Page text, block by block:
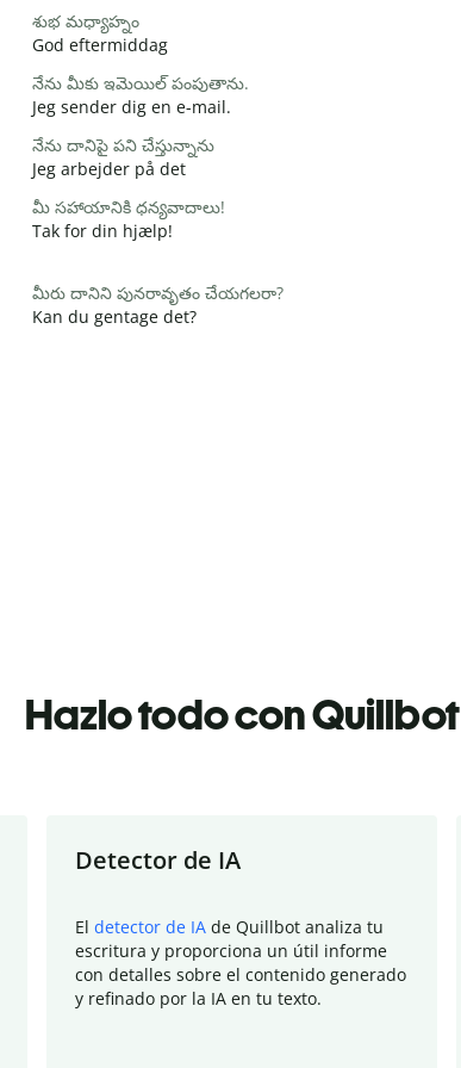
శుభ మధ్యాహ్నం
God eftermiddag
నేను మీకు ఇమెయిల్ పంపుతాను.
Jeg sender dig en e-mail.
నేను దానిపై పని చేస్తున్నాను
Jeg arbejder på det
మీ సహాయానికి ధన్యవాదాలు!
Tak for din hjælp!
మీరు దానిని పునరావృతం చేయగలరా?
Kan du gentage det?
Hazlo todo con Quillbot
Detector de IA
El detector de IA de Quillbot analiza tu
escritura y proporciona un útil informe
con detalles sobre el contenido generado
y refinado por la IA en tu texto.